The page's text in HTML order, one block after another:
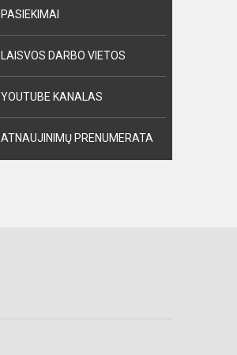
PASIEKIMAI
LAISVOS DARBO VIETOS
YOUTUBE KANALAS
ATNAUJINIMŲ PRENUMERATA